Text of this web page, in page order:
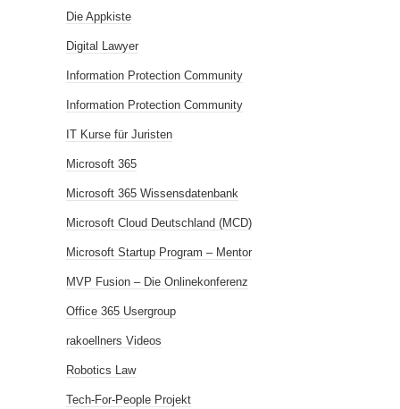
Die Appkiste
Digital Lawyer
Information Protection Community
Information Protection Community
IT Kurse für Juristen
Microsoft 365
Microsoft 365 Wissensdatenbank
Microsoft Cloud Deutschland (MCD)
Microsoft Startup Program – Mentor
MVP Fusion – Die Onlinekonferenz
Office 365 Usergroup
rakoellners Videos
Robotics Law
Tech-For-People Projekt